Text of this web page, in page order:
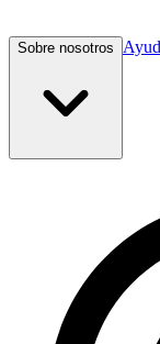
Sobre nosotros